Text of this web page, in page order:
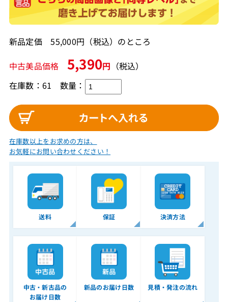
新品定価 55,000円（税込）のところ
中古美品価格 5,390円 （税込）
在庫数：61 数量：
在庫数以上をお求めの方は、
お気軽にお問い合わせください！
送料 保証 決済方法
中古・新古品の
お届け日数
新品のお届け日数 見積・発注の流れ